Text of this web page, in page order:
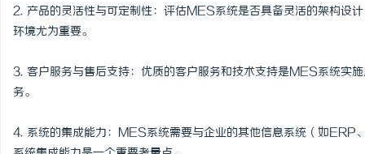
2. 产品的灵活性与可定制性：评估MES系统是否具备灵活的架构设
环境尤为重要。
3. 客户服务与售后支持：优质的客户服务和技术支持是MES系统实
务。
4. 系统的集成能力：MES系统需要与企业的其他信息系统（如ERP